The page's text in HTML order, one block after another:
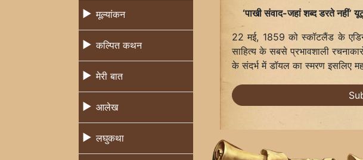
मूल्यांकन
कल्पित कथन
मेरी बात
आलेख
लघुकथा
‘पाखी संवाद-जहां शब्द डरते
22 मई, 1859 को स्कॉटलैंड के
साहित्य के सबसे प्रभावशाली
के संदर्भ में डॉयल का स्मरण इसलिए